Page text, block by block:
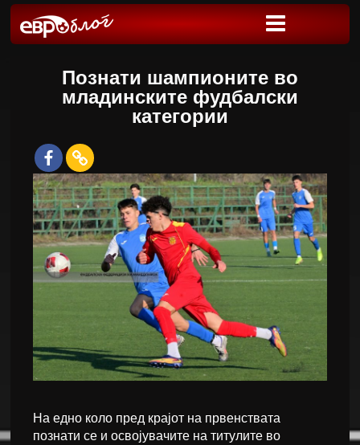
Познати шампионите во
младинските фудбалски
категории
На едно коло пред крајот на првенствата
познати се и освојувачите на титулите во